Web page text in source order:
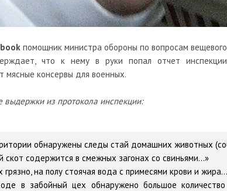
помощник министра обороны по вопросам
что к нему в руки попал отчет
мясные консервы для военных.
выдержки из протокола инспекции:
обнаружены следы стай домашних животных
скот содержится в смежных загонах со свиньями...»
грязно, на полу стоячая вода с примесями крови и
в забойный цех обнаружено большое